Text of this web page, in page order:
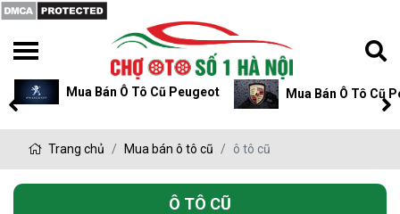
Mua Bán Ô Tô Cũ Peugeot Mua Bán Ô Tô Cũ
Trang chủ Mua bán ô tô cũ ô tô cũ
Ô TÔ CŨ